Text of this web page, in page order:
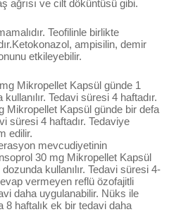
ağrısı ve cilt döküntüsü gibi.
Teofilinle birlikte
ampisilin, demir
etkileyebilir.
Mikropellet Kapsül günde 1
Tedavi süresi 4 haftadır.
Mikropellet Kapsül günde bir defa
süresi 4 haftadır. Tedaviye
edilir.
mevcudiyetinin
30 mg Mikropellet Kapsül
kullanılır. Tedavi süresi 4-
vermeyen reflü özofajitli
daha uygulanabilir. Nüks ile
8 haftalık ek bir tedavi daha